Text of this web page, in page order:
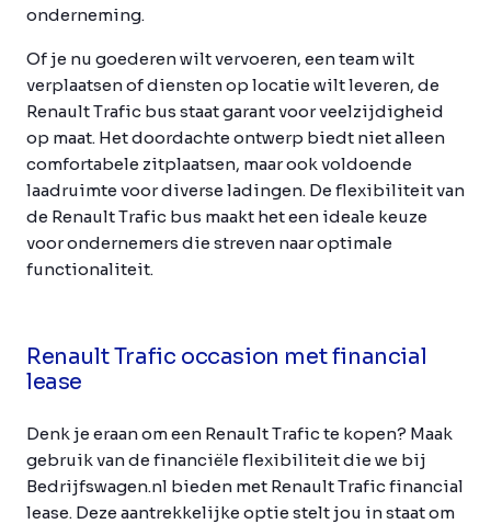
onderneming.
Of je nu goederen wilt vervoeren, een team wilt
verplaatsen of diensten op locatie wilt leveren, de
Renault Trafic bus staat garant voor veelzijdigheid
op maat. Het doordachte ontwerp biedt niet alleen
comfortabele zitplaatsen, maar ook voldoende
laadruimte voor diverse ladingen. De flexibiliteit van
de Renault Trafic bus maakt het een ideale keuze
voor ondernemers die streven naar optimale
functionaliteit.
Renault Trafic occasion met financial
lease
Denk je eraan om een Renault Trafic te kopen? Maak
gebruik van de financiële flexibiliteit die we bij
Bedrijfswagen.nl bieden met Renault Trafic financial
lease. Deze aantrekkelijke optie stelt jou in staat om